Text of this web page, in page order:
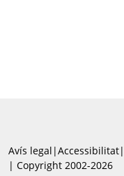
Avís legal |Accessibilitat|
| Copyright 2002-2026